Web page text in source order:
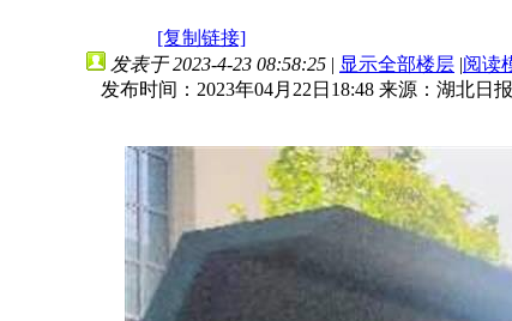
[复制链接]
发表于 2023-4-23 08:58:25 | 显示全部楼层 |阅读
发布时间：2023年04月22日18:48 来源：湖北日报